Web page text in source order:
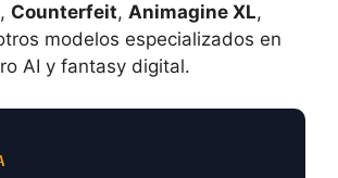
, Counterfeit, Animagine XL,
modelos especializados en
AI y fantasy digital.